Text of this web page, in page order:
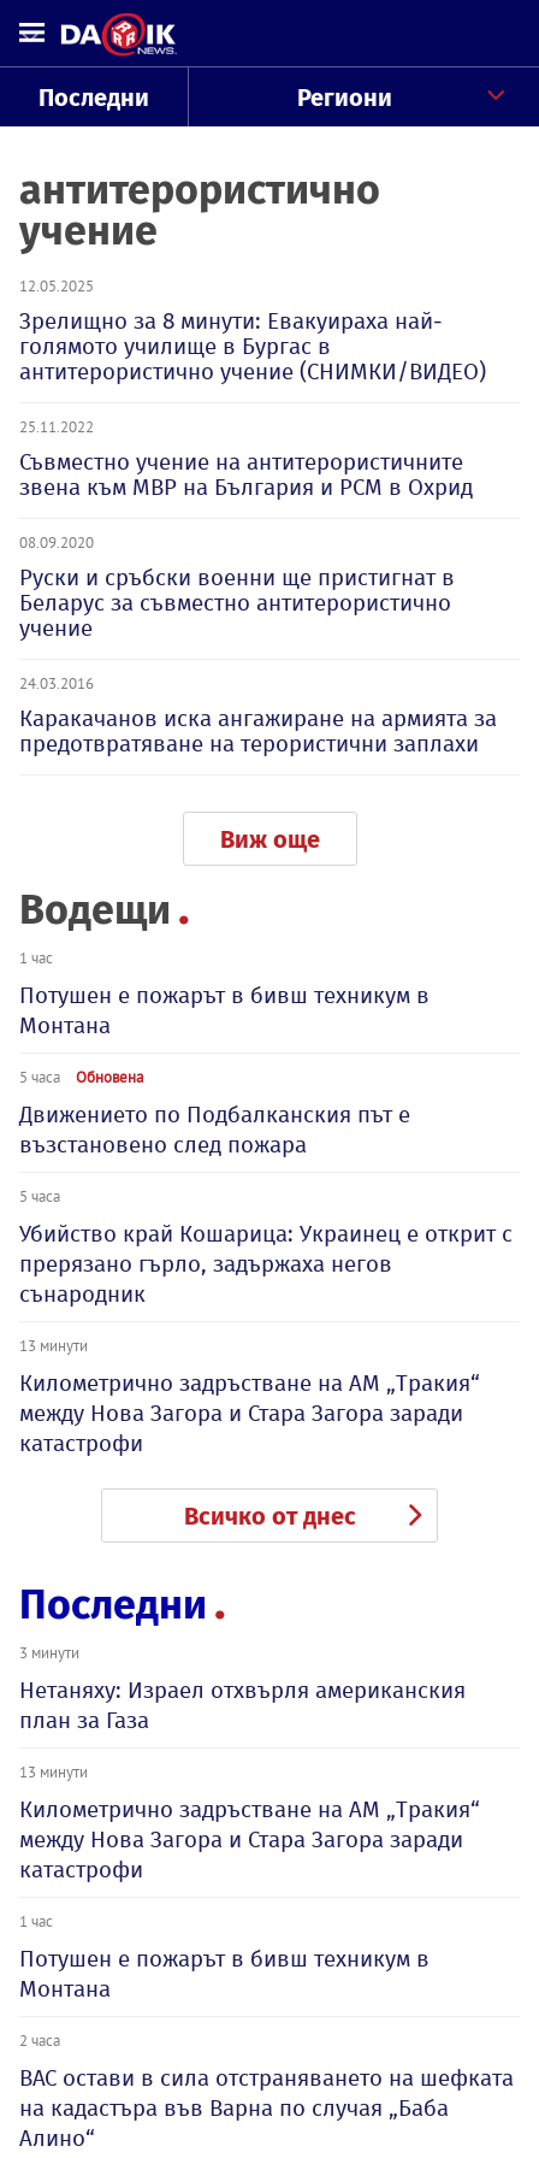
Последни Региони
антитерористично
учение
12.05.2025
Зрелищно за 8 минути: Евакуираха най-
голямото училище в Бургас в
антитерористично учение (СНИМКИ/ВИДЕО)
25.11.2022
Съвместно учение на антитерористичните
звена към МВР на България и РСМ в Охрид
08.09.2020
Руски и сръбски военни ще пристигнат в
Беларус за съвместно антитерористично
учение
24.03.2016
Каракачанов иска ангажиране на армията за
предотвратяване на терористични заплахи
Виж още
Водещи
1 час
Потушен е пожарът в бивш техникум в
Монтана
5 часа Обновена
Движението по Подбалканския път е
възстановено след пожара
5 часа
Убийство край Кошарица: Украинец е открит с
прерязано гърло, задържаха негов
сънародник
13 минути
Километрично задръстване на АМ „Тракия“
между Нова Загора и Стара Загора заради
катастрофи
Всичко от днес
Последни
3 минути
Нетаняху: Израел отхвърля американския
план за Газа
13 минути
Километрично задръстване на АМ „Тракия“
между Нова Загора и Стара Загора заради
катастрофи
1 час
Потушен е пожарът в бивш техникум в
Монтана
2 часа
ВАС остави в сила отстраняването на шефката
на кадастъра във Варна по случая „Баба
Алино“